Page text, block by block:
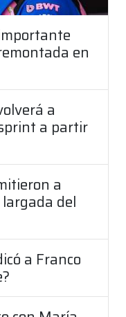
en
a
a partir
a
del
a Franco